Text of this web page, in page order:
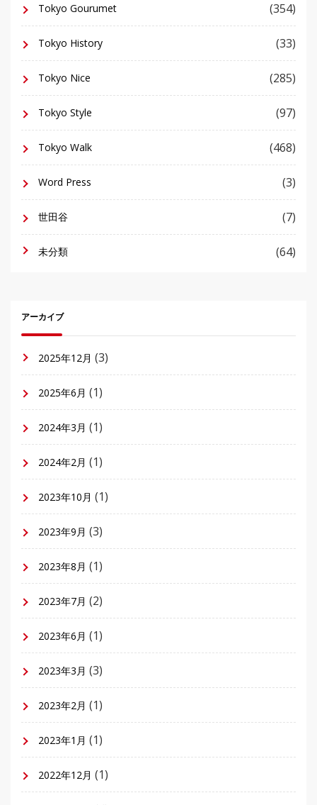
Tokyo Gourumet (354)
Tokyo History (33)
Tokyo Nice (285)
Tokyo Style (97)
Tokyo Walk (468)
Word Press (3)
世田谷 (7)
未分類 (64)
アーカイブ
2025年12月 (3)
2025年6月 (1)
2024年3月 (1)
2024年2月 (1)
2023年10月 (1)
2023年9月 (3)
2023年8月 (1)
2023年7月 (2)
2023年6月 (1)
2023年3月 (3)
2023年2月 (1)
2023年1月 (1)
2022年12月 (1)